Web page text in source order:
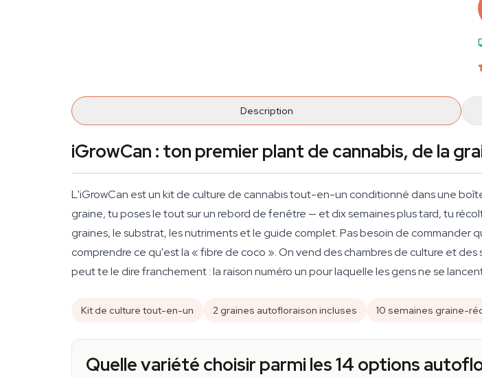
Description
iGrowCan : ton premier plant de cannabis, de la
L'iGrowCan est un kit de culture de cannabis tout-en-un conditionné dans une
graine, tu poses le tout sur un rebord de fenêtre — et dix semaines plus tard, tu
graines, le substrat, les nutriments et le guide complet. Pas besoin de commander
comprendre ce qu'est la « fibre de coco ». On vend des chambres de culture et
peut te le dire franchement : la raison numéro un pour laquelle les gens ne se
Kit de culture tout-en-un 2 graines autofloraison incluses 10 semaines graine-
Quelle variété choisir parmi les 14 options